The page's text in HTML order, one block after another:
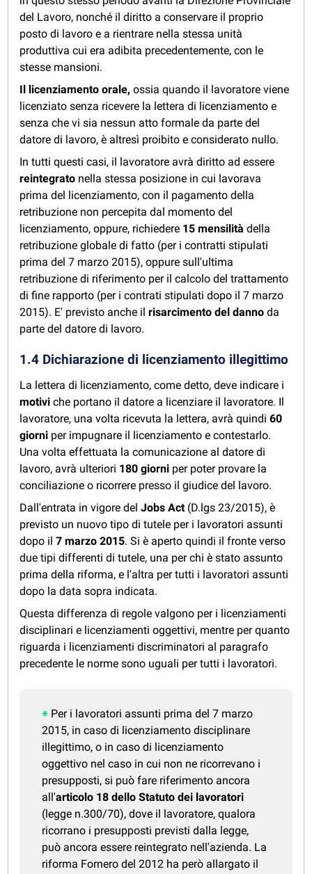
del Lavoro, nonché il diritto a conservare il proprio
posto di lavoro e a rientrare nella stessa unità
produttiva cui era adibita precedentemente, con le
stesse mansioni.
Il licenziamento orale, ossia quando il lavoratore viene
licenziato senza ricevere la lettera di licenziamento e
senza che vi sia nessun atto formale da parte del
datore di lavoro, è altresì proibito e considerato nullo.
In tutti questi casi, il lavoratore avrà diritto ad essere
reintegrato nella stessa posizione in cui lavorava
prima del licenziamento, con il pagamento della
retribuzione non percepita dal momento del
licenziamento, oppure, richiedere 15 mensilità della
retribuzione globale di fatto (per i contratti stipulati
prima del 7 marzo 2015), oppure sull'ultima
retribuzione di riferimento per il calcolo del trattamento
di fine rapporto (per i contrati stipulati dopo il 7 marzo
2015). E' previsto anche ilrisarcimento del danno da
parte del datore di lavoro.
1.4 Dichiarazione di licenziamento illegittimo
La lettera di licenziamento, come detto, deve indicare i
motiviche portano il datore a licenziare il lavoratore. Il
lavoratore, una volta ricevuta la lettera, avrà quindi60
giorni per impugnare il licenziamento e contestarlo.
Una volta effettuata la comunicazione al datore di
lavoro, avrà ulteriori 180 giorni per poter provare la
conciliazione o ricorrere presso il giudice del lavoro.
Dall'entrata in vigore delJobs Act(D.lgs 23/2015), è
previsto un nuovo tipo di tutele per i lavoratori assunti
dopo il7 marzo 2015. Si è aperto quindi il fronte verso
due tipi differenti di tutele, una per chi è stato assunto
prima della riforma, e l'altra per tutti i lavoratori assunti
dopo la data sopra indicata.
Questa differenza di regole valgono per i licenziamenti
disciplinari e licenziamenti oggettivi, mentre per quanto
riguarda i licenziamenti discriminatori al paragrafo
precedente le norme sono uguali per tutti i lavoratori.
Per i lavoratori assunti prima del 7 marzo
2015, in caso di licenziamento disciplinare
illegittimo, o in caso di licenziamento
oggettivo nel caso in cui non ne ricorrevano i
presupposti, si può fare riferimento ancora
all'articolo 18 dello Statuto dei lavoratori
(legge n.300/70), dove il lavoratore, qualora
ricorrano i presupposti previsti dalla legge,
può ancora essere reintegrato nell'azienda. La
riforma Fornero del 2012 ha però allargato il